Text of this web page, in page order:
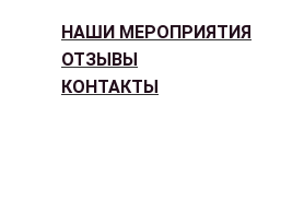
НАШИ МЕРОПРИЯТИЯ
ОТЗЫВЫ
КОНТАКТЫ